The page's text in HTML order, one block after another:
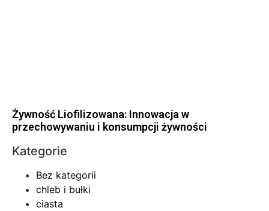
Żywność Liofilizowana: Innowacja w
przechowywaniu i konsumpcji żywności
Kategorie
Bez kategorii
chleb i bułki
ciasta